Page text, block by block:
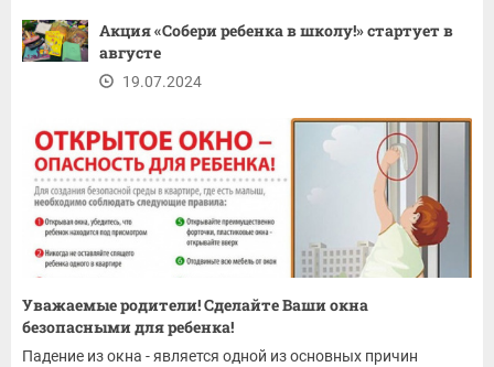
Акция «Собери ребенка в школу!» стартует в
августе
19.07.2024
Уважаемые родители! Сделайте Ваши окна
безопасными для ребенка!
Падение из окна - является одной из основных причин